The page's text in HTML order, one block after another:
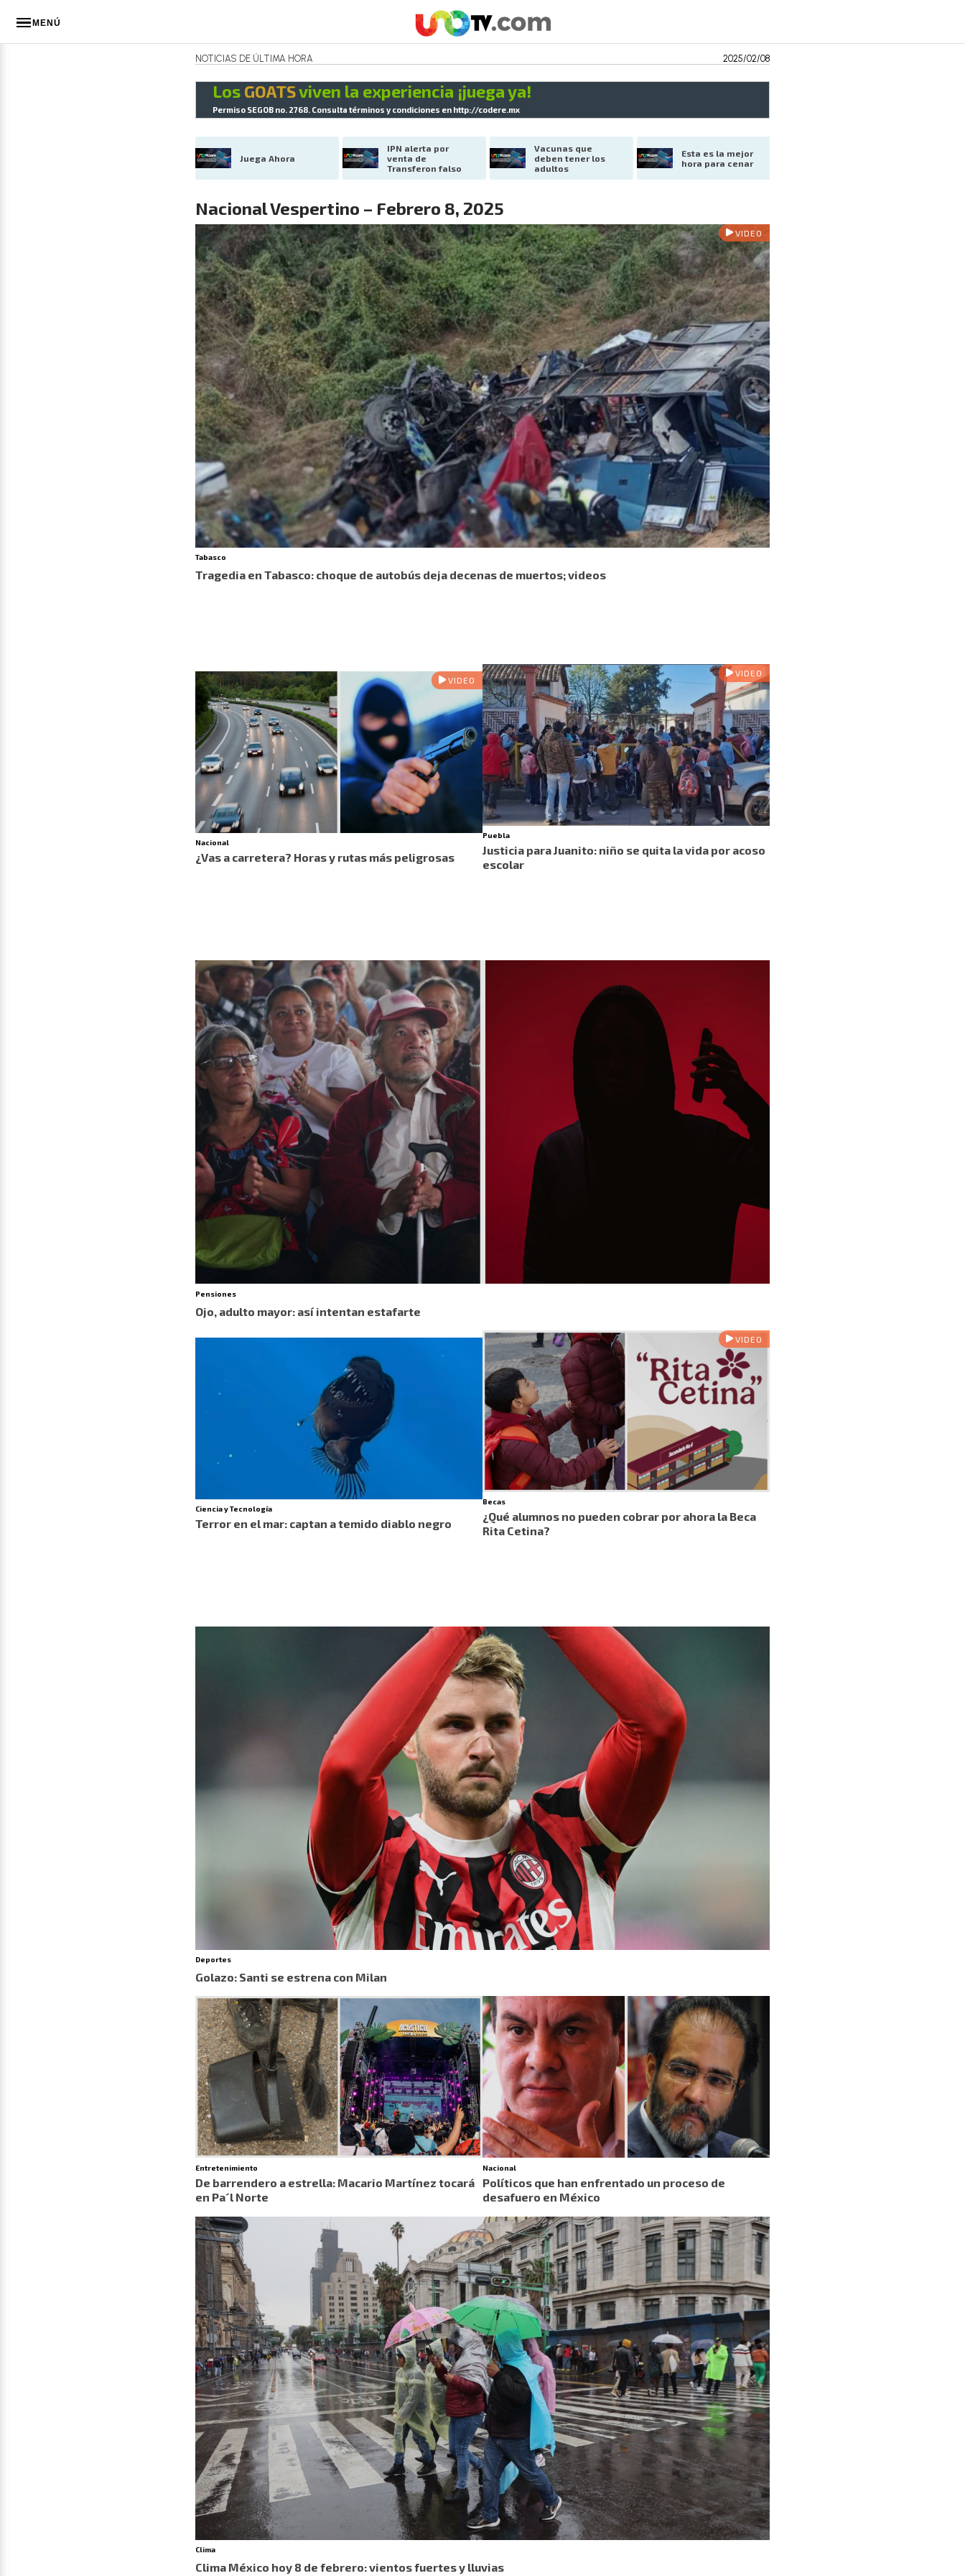
MENÚ
NOTICIAS DE ÚLTIMA HORA 2025/02/08
Los GOATSviven la experiencia ¡juega ya!
Permiso SEGOB no. 2768. Consulta términos y condiciones en http://codere.mx
Juega Ahora
IPN alerta por
venta de
Transferon falso
Vacunas que
deben tener los
adultos
Esta es la mejor
hora para cenar
Nacional Vespertino – Febrero 8, 2025
VIDEO
Tabasco
Tragedia en Tabasco: choque de autobús deja decenas de muertos; videos
VIDEO
Nacional
¿Vas a carretera? Horas y rutas más peligrosas
VIDEO
Puebla
Justicia para Juanito: niño se quita la vida por acoso
escolar
Pensiones
Ojo, adulto mayor: así intentan estafarte
Ciencia y Tecnología
Terror en el mar: captan a temido diablo negro
VIDEO
Becas
¿Qué alumnos no pueden cobrar por ahora la Beca
Rita Cetina?
Deportes
Golazo: Santi se estrena con Milan
Entretenimiento
De barrendero a estrella: Macario Martínez tocará
en Pa´l Norte
Nacional
Políticos que han enfrentado un proceso de
desafuero en México
Clima
Clima México hoy 8 de febrero: vientos fuertes y lluvias